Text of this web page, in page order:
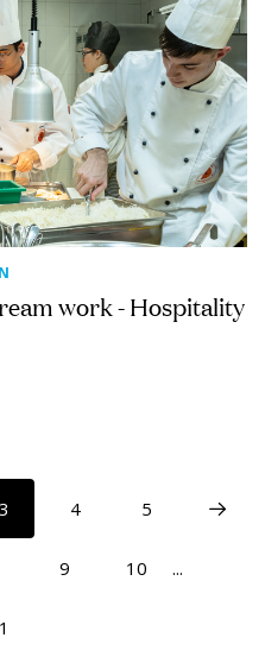
work - Hospitality
3 4 5
9 10 ...